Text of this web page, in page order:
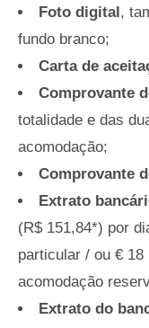
Foto digital,
fundo branco;
Carta de
Comprovante
totalidade e das
acomodação;
Comprovante
Extrato
(R$ 151,84*) por
particular / ou €
acomodação
Extrato do